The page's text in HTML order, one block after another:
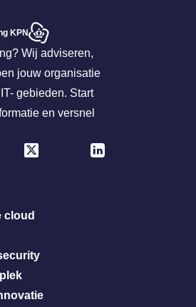
KPN
Wij adviseren,
jouw organisatie
gebieden. Start
en versnel
cloud